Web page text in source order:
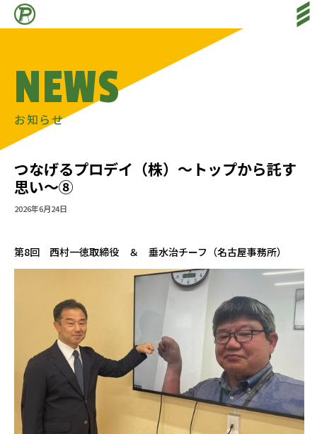
SERVICE サービス
ACHIVEMENT
COMPANY PROFILE
SALES DIVISION
NEWS
RECRUIT 採用情報
お問い合わせ
PRODUCT INQUIRY
商品にについてのお問い合わせ
技術と信用。
常に前進・拡大・挑戦・
充実・改善と思考を心せよ。
NEWS
お知らせ
つなげるプロデイ（株）～トップから託す
思い～⑧
2026年6月24日
第8回 西村一徳取締役 ＆ 垂水治チーフ（名古屋事務所）